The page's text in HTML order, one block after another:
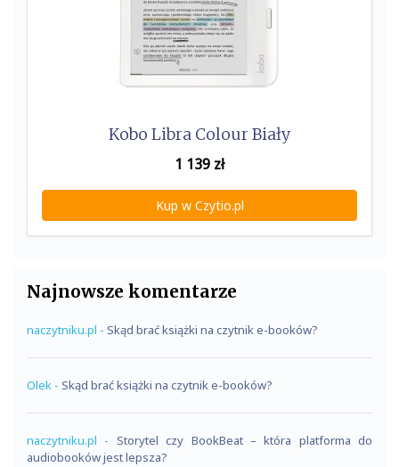
Kobo Libra Colour Biały
1 139 zł
Kup w Czytio.pl
Najnowsze komentarze
naczytniku.pl - Skąd brać książki na czytnik e-booków?
Olek - Skąd brać książki na czytnik e-booków?
naczytniku.pl - Storytel czy BookBeat – która platforma do
audiobooków jest lepsza?